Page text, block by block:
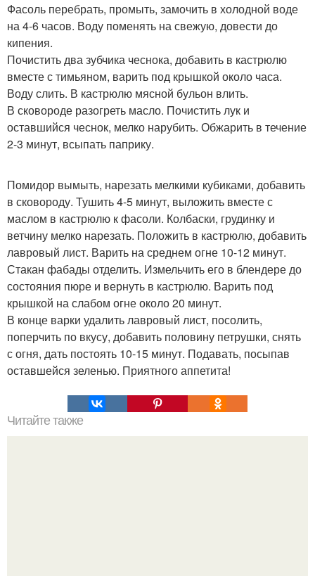
Фасоль перебрать, промыть, замочить в холодной воде
на 4-6 часов. Воду поменять на свежую, довести до
кипения.
Почистить два зубчика чеснока, добавить в кастрюлю
вместе с тимьяном, варить под крышкой около часа.
Воду слить. В кастрюлю мясной бульон влить.
В сковороде разогреть масло. Почистить лук и
оставшийся чеснок, мелко нарубить. Обжарить в течение
2-3 минут, всыпать паприку.
Помидор вымыть, нарезать мелкими кубиками, добавить
в сковороду. Тушить 4-5 минут, выложить вместе с
маслом в кастрюлю к фасоли. Колбаски, грудинку и
ветчину мелко нарезать. Положить в кастрюлю, добавить
лавровый лист. Варить на среднем огне 10-12 минут.
Стакан фабады отделить. Измельчить его в блендере до
состояния пюре и вернуть в кастрюлю. Варить под
крышкой на слабом огне около 20 минут.
В конце варки удалить лавровый лист, посолить,
поперчить по вкусу, добавить половину петрушки, снять
с огня, дать постоять 10-15 минут. Подавать, посыпав
оставшейся зеленью. Приятного аппетита!
Читайте также